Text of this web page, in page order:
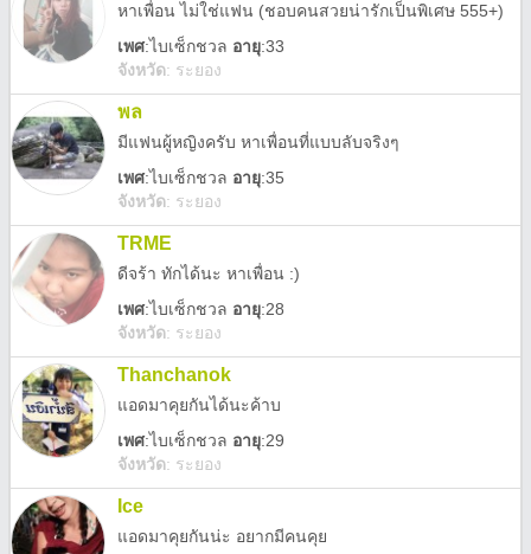
หาเพื่อน ไม่ใช่แฟน (ชอบคนสวยน่ารักเป็นพิเศษ 555+)
เพศ:ไบเซ็กชวล อายุ:33
จังหวัด: ระยอง
พล
มีแฟนผู้หญิงครับ หาเพื่อนที่แบบลับจริงๆ
เพศ:ไบเซ็กชวล อายุ:35
จังหวัด: ระยอง
TRME
ดีจร้า ทักได้นะ หาเพื่อน :)
เพศ:ไบเซ็กชวล อายุ:28
จังหวัด: ระยอง
Thanchanok
แอดมาคุยกันได้นะค้าบ
เพศ:ไบเซ็กชวล อายุ:29
จังหวัด: ระยอง
Ice
แอดมาคุยกันน่ะ อยากมีคนคุย